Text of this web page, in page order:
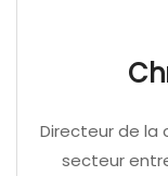
Directeur de la
secteur